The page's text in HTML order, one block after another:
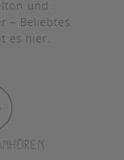
und
– Beliebtes
es hier.